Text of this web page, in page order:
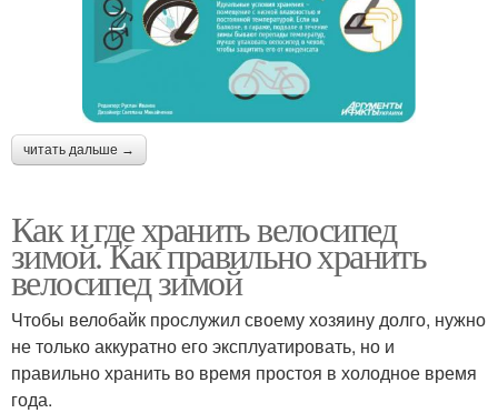
читать дальше →
Как и где хранить велосипед
зимой. Как правильно хранить
велосипед зимой
Чтобы велобайк прослужил своему хозяину долго, нужно
не только аккуратно его эксплуатировать, но и
правильно хранить во время простоя в холодное время
года.